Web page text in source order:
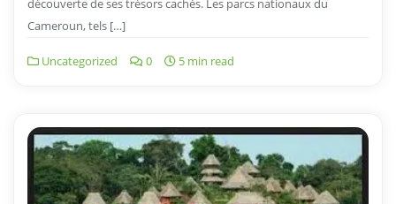
découverte de ses trésors cachés. Les parcs nationaux du
Cameroun, tels […]
Uncategorized 0 5 min read